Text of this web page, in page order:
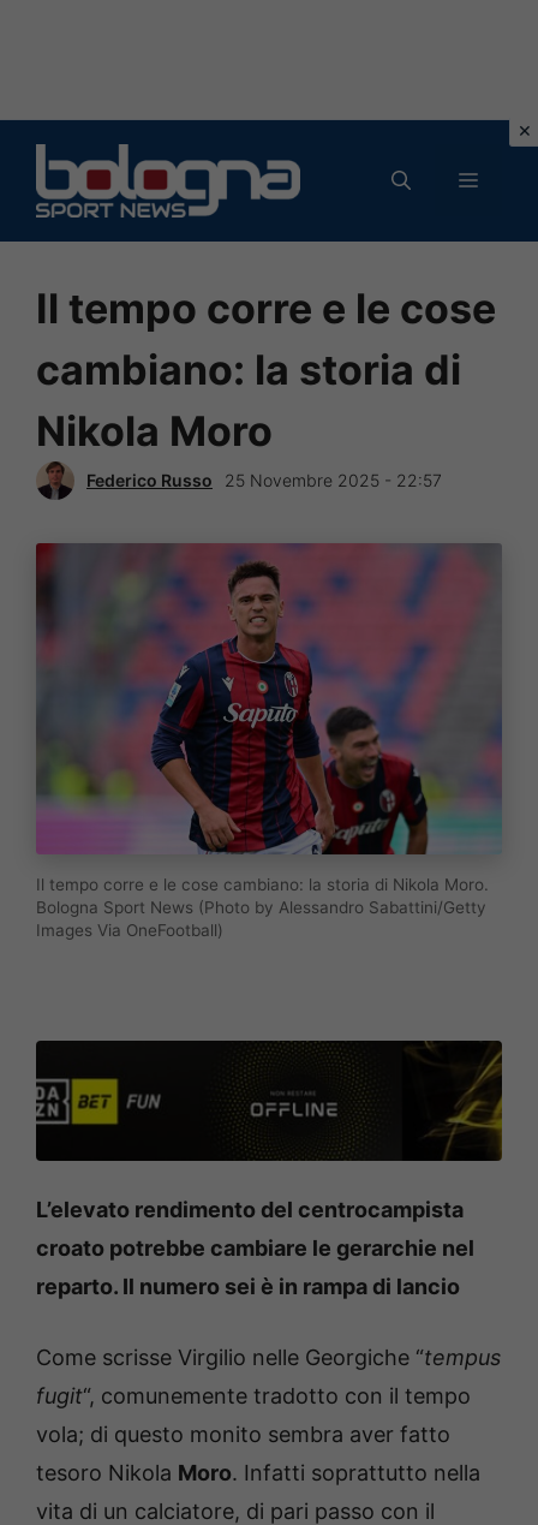
contenuto
MENU
Il tempo corre e le cose
cambiano: la storia di
Nikola Moro
Federico Russo 25 Novembre 2025 - 22:57
Il tempo corre e le cose cambiano: la storia di Nikola Moro.
Bologna Sport News (Photo by Alessandro Sabattini/Getty
Images Via OneFootball)
L’elevato rendimento del centrocampista
croato potrebbe cambiare le gerarchie nel
reparto. Il numero sei è in rampa di lancio
Come scrisse Virgilio nelle Georgiche “tempus
fugit“, comunemente tradotto con il tempo
vola; di questo monito sembra aver fatto
tesoro Nikola Moro. Infatti soprattutto nella
vita di un calciatore, di pari passo con il